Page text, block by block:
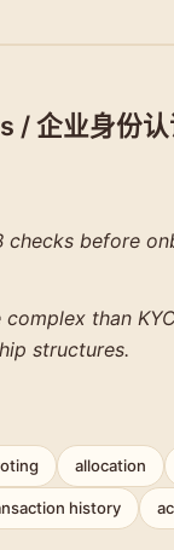
/ 企业身份
checks before
than
structures.
allocation
history